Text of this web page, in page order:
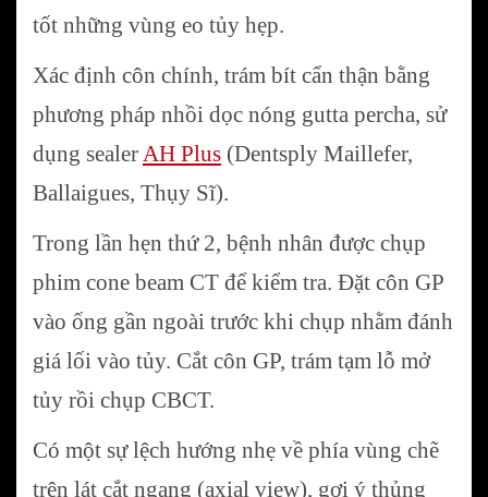
tốt những vùng eo tủy hẹp.
Xác định côn chính, trám bít cẩn thận bằng
phương pháp nhồi dọc nóng gutta percha, sử
dụng sealerAH Plus (Dentsply Maillefer,
Ballaigues, Thụy Sĩ).
Trong lần hẹn thứ 2, bệnh nhân được chụp
phim cone beam CT để kiểm tra. Đặt côn GP
vào ống gần ngoài trước khi chụp nhằm đánh
giá lối vào tủy. Cắt côn GP, trám tạm lỗ mở
tủy rồi chụp CBCT.
Có một sự lệch hướng nhẹ về phía vùng chẽ
trên lát cắt ngang (axial view), gợi ý thủng